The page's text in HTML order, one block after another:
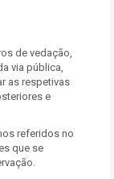
de vedação,
via pública,
as respetivas
e
referidos no
que se